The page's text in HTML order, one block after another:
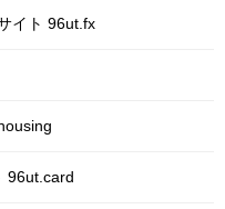
イト 96ut.fx
96ut.card